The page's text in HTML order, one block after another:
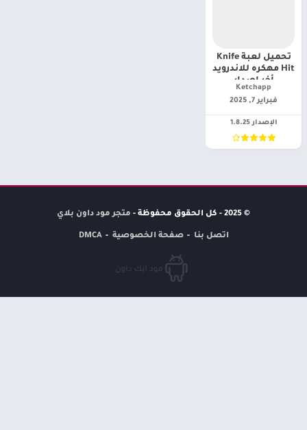
تحميل لعبة Knife
Hit مهكره للاندرويد
أخر إصدار
Ketchapp‏
فبراير 7, 2025
الإصدار 1.8.25
© 2025 - كل الحقوق محفوظة - متجر مود داون بلاي
اتصل بنا صفحة الخصوصية DMCA